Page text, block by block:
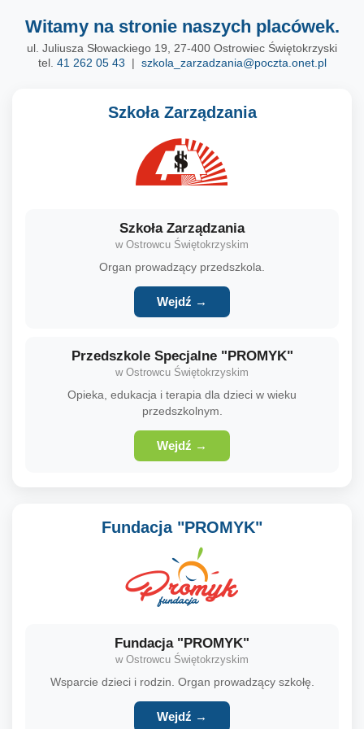
Witamy na stronie naszych placówek.
ul. Juliusza Słowackiego 19, 27-400 Ostrowiec Świętokrzyski
tel. 41 262 05 43 szkola_zarzadzania@poczta.onet.pl
Szkoła Zarządzania
Szkoła Zarządzania
w Ostrowcu Świętokrzyskim
Organ prowadzący przedszkola.
Wejdź →
Przedszkole Specjalne "PROMYK"
w Ostrowcu Świętokrzyskim
Opieka, edukacja i terapia dla dzieci w wieku
przedszkolnym.
Wejdź →
Fundacja "PROMYK"
Fundacja "PROMYK"
w Ostrowcu Świętokrzyskim
Wsparcie dzieci i rodzin. Organ prowadzący szkołę.
Wejdź →